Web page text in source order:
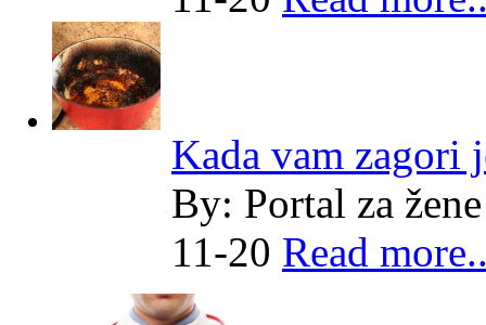
Kada vam zagori
By: Portal za žene
11-20 Read